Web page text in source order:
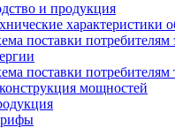
и продукция
характеристики
поставки потребителям
поставки потребителям
мощностей